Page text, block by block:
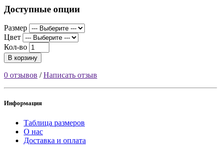
Доступные опции
Размер
Цвет
Кол-во
В корзину
0 отзывов /Написать отзыв
Информация
Таблица размеров
О нас
Доставка и оплата